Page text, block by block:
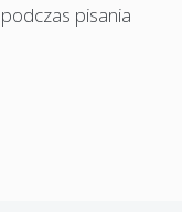
pisania